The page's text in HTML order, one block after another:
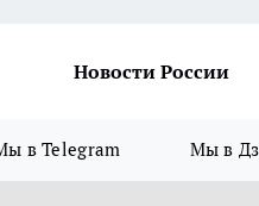
Новости России
в Telegram Мы в